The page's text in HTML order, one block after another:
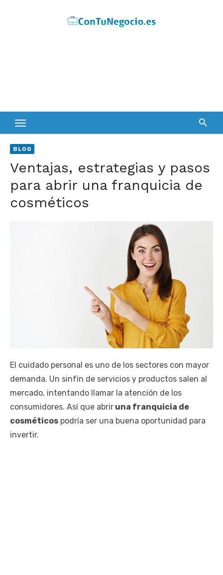
BLOG
Ventajas, estrategias y pasos
para abrir una franquicia de
cosméticos
El cuidado personal es uno de los sectores con mayor
demanda. Un sinfín de servicios y productos salen al
mercado, intentando llamar la atención de los
consumidores. Así que abrir una franquicia de
cosméticos podría ser una buena oportunidad para
invertir.